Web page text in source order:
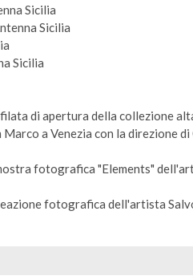
Sicilia
Sicilia
Sicilia
di apertura della collezione
a Venezia con la direzione
fotografica "Elements"
fotografica dell'artista
usare e per